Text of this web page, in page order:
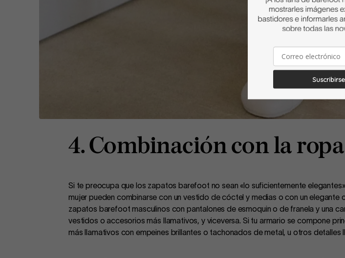
4. Combinación con la ropa
Si te preocupa que los zapatos barefoot no sean «lo suficientemente
mujer pueden combinarse con un vestido de cóctel y medias o con un
zapatos barefoot masculinos con pantalones de esmoquin o de franela y una
vestidos o accesorios más llamativos, y viceversa. Si tu armario se compone
más llamativos con empeines brillantes o tachonados de metal, u otros detalles
Suscribirse